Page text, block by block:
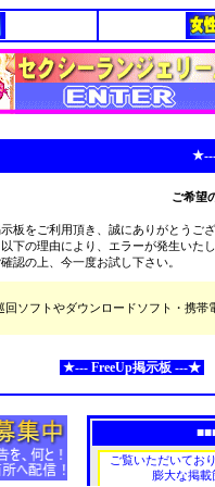
ご希望
板をご利用頂き、誠にありがとうご
以下の理由により、エラーが発生いた
認の上、今一度お試し下さい。
回ソフトやダウンロードソフト・携
★--- FreeUp掲示板 ---★